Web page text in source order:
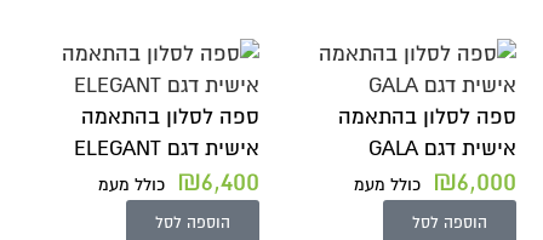
ספה לסלון בהתאמה
אישית דגם GALA
₪6,000 כולל מעמ
הוספה לסל
ספה לסלון בהתאמה
אישית דגם ELEGANT
₪6,400 כולל מעמ
הוספה לסל